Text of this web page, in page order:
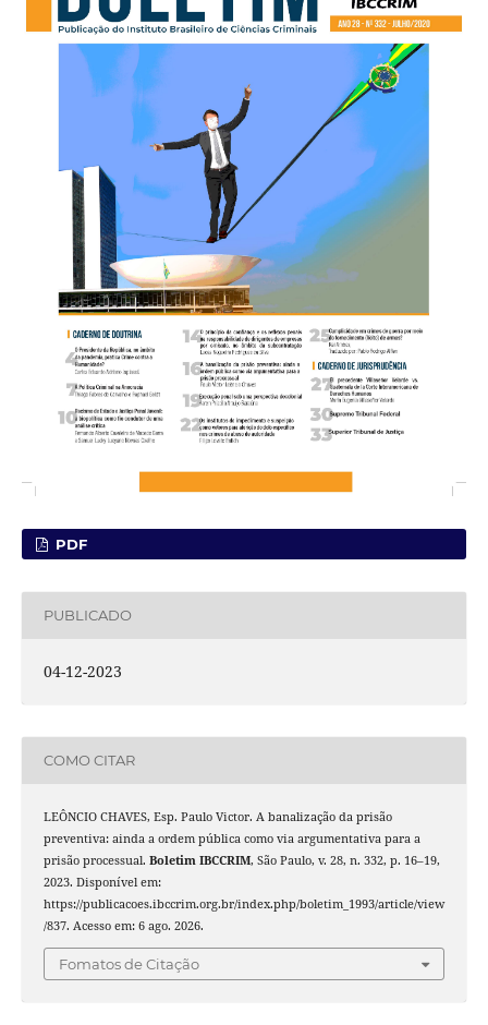
PDF
PUBLICADO
04-12-2023
COMO CITAR
LEÔNCIO CHAVES, Esp. Paulo Victor. A banalização da prisão
preventiva: ainda a ordem pública como via argumentativa para a
prisão processual. Boletim IBCCRIM, São Paulo, v. 28, n. 332, p. 16–19,
2023. Disponível em:
https://publicacoes.ibccrim.org.br/index.php/boletim_1993/article/view
/837. Acesso em: 6 ago. 2026.
Fomatos de Citação